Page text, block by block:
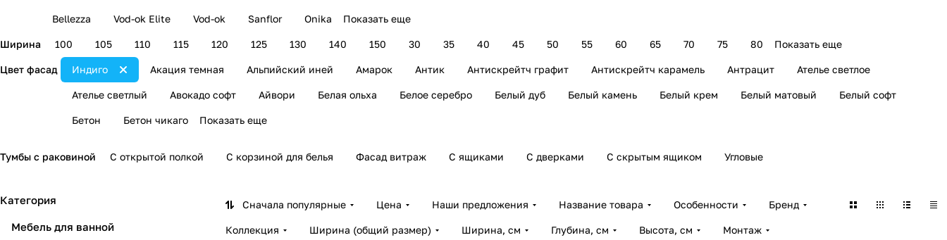
Bellezza Vod-ok Elite Vod-ok Sanflor Onika Показать еще
Ширина 100 105 110 115 120 125 130 140 150 30 35 40 45 50 55 60 65 70 75 80 Показать еще
Цвет фасад Акация темная Альпийский иней Амарок Антик Антискрейтч графит Антискрейтч карамель Антрацит Ателье светлое
Ателье светлый Авокадо софт Айвори Белая ольха Белое серебро Белый дуб Белый камень Белый крем Белый матовый Белый софт
Бетон Бетон чикаго
Индиго
Показать еще
Тумбы с раковиной С открытой полкой С корзиной для белья Фасад витраж С ящиками С дверками С скрытым ящиком Угловые
Сначала популярные Цена Наши предложения Название товара Особенности Бренд
Коллекция Ширина (общий размер) Ширина, см Глубина, см Высота, см Монтаж
Категория
Мебель для ванной